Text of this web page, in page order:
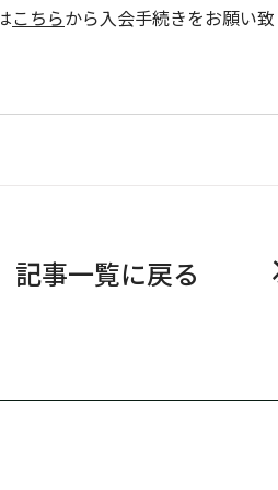
こちらから入会手続きをお願い致
記事一覧に戻る